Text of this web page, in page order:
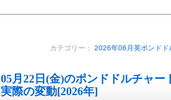
カテゴリー： 2026年06月英ポンドド
05月22日(金)のポンドドルチャ
実際の変動[2026年]